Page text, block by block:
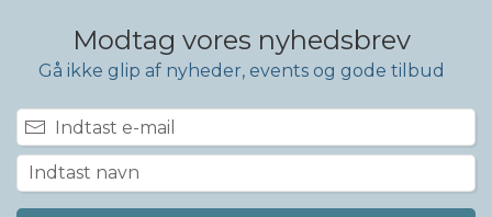
Modtag vores nyhedsbrev
Gå ikke glip af nyheder, events og gode tilbud